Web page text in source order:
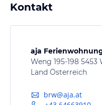
Kontakt
aja
Weng 195-198
Land Österreich
brw@aja.at